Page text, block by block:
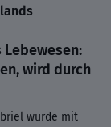
wird durch
wurde mit